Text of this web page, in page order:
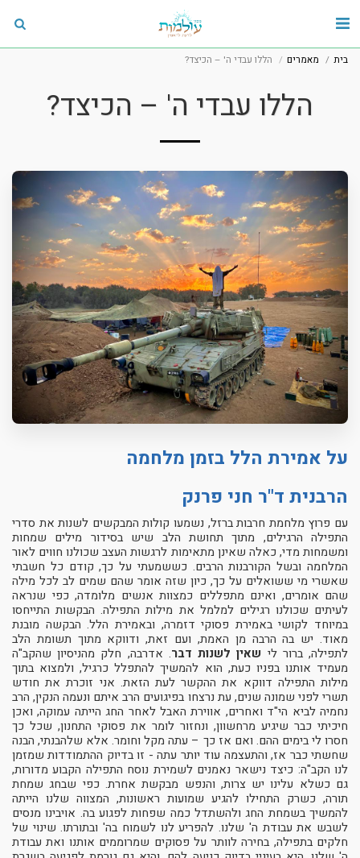
בית מאמרים הללו עבדי ה' – הכיצד?
הללו עבדי ה' – הכיצד?
על אמירת הלל בזמן מלחמה
הרבנית ד"ר חני פרנק
עם פרוץ מלחמת חרבות ברזל, נשמעו קולות המבקשים לשנות את סדרי
התפילה הרגילים, מתוך תחושת הלב שיש בסידור מילים שמחות
ומשמחות מדי, כאלה שאינן מתאימות לרגשות העצב שכולנו חווים לאור
המלחמה ובשל הקורבנות הרבים. כששמעתי על כך, קודם כל חשבתי
שאשרי מי ששואלים על כך, כיון שזה אומר שהם שמים לב לכל מילה
שהם אומרים, ואינם מתפללים כמצוות אנשים מלומדה, כפי שנראה
לעיתים שכולנו רגילים למלמל את מילות התפילה. הבקשות התייחסו
במיוחד לקושי באמירת פסוקי דזמרה, ובאמירת הלל. הבקשה מובנת
מאוד. יש בה הרבה מן האמת, ועם זאת, ודווקא מתוך תשומת הלב
לתפילה, ברור לי שאין לשנות דבר. אדרבה, חלק מהניסיון שהקב"ה
מעמיד אותנו בפניו כעת, הוא להמשיך להתפלל כרגיל, ולמצוא בתוך
מילות התפילה דווקא את ההקשר לעת הזאת. אני זוכרת את חודש
תשרי לפני שמונה שנים, עת נרצחו בפיגועים הרב איתם ונעמה הנקין, הרב
נחמיה לביא הי"ד ואחרים, אווירת האבל לאחר החג הייתה עמוקה, ואכן
חיכיתי כבר שיגיע מרחשוון, ונחזור לומר את פסוקי התחנון, שכל כך
חסרו לי בימים ההם. ואם אז כך – עתה מקל וחומר. אלא שלהבנתי, הבנה
שחשתי כבר אז, והתעצמה עוד יותר עתה - זו בדיוק ההתמודדות שמזמן
לנו הקב"ה: כיצד נישאר נאמנים לשמירת נוסח התפילה הקבוע מדורות,
גם כשלא עלינו יש צרות, והנפש מבקשת אחרת. כפי שבחג שמחת
תורה, כשרק התחילו להגיע שמועות ראשונות, המצווה שלנו הייתה
להמשיך בשמחת החג ולהשתדל כמה שפחות לפגוע בה. אויבינו מנסים
לשבש את עבודת ה' שלנו. להפריע לנו לשמוח בה' ובתורתו. שינוי של
חלקים בתפילה, בחירה לוותר על פסוקים שמרוממים אותנו ואת עבודת